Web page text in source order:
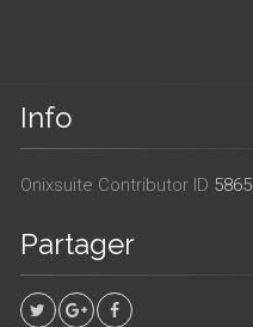
Info
Onixsuite Contributor ID 5865
Partager